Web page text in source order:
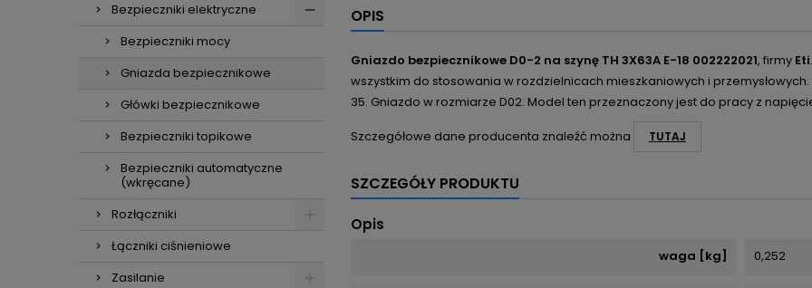
Bezpieczniki elektryczne
Bezpieczniki mocy
Gniazda bezpiecznikowe
Główki bezpiecznikowe
Bezpieczniki topikowe
Bezpieczniki automatyczne
(wkręcane)
Rozłączniki
Łączniki ciśnieniowe
Zasilanie
OPIS
Gniazdo bezpiecznikowe D0-2 na szynę TH 3X63A E-18 002222021, firmy Eti.
wszystkim do stosowania w rozdzielnicach mieszkaniowych i przemysłowych.
35. Gniazdo w rozmiarze D02. Model ten przeznaczony jest do pracy z
Szczegółowe dane producenta znaleźć można
TUTAJ
SZCZEGÓŁY PRODUKTU
Opis
waga [kg] 0,252